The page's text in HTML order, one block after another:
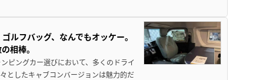
ルフバッグ、なんでもオッケー。
相棒。
ピングカー選びにおいて、多くのドライ
としたキャブコンバージョンは魅力的だ